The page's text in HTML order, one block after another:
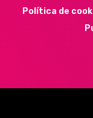
Política de